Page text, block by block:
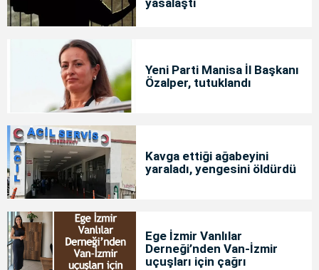
yasalaştı
Yeni Parti Manisa İl Başkanı
Özalper, tutuklandı
Kavga ettiği ağabeyini
yaraladı, yengesini öldürdü
Ege İzmir Vanlılar
Derneği’nden Van-İzmir
uçuşları için çağrı